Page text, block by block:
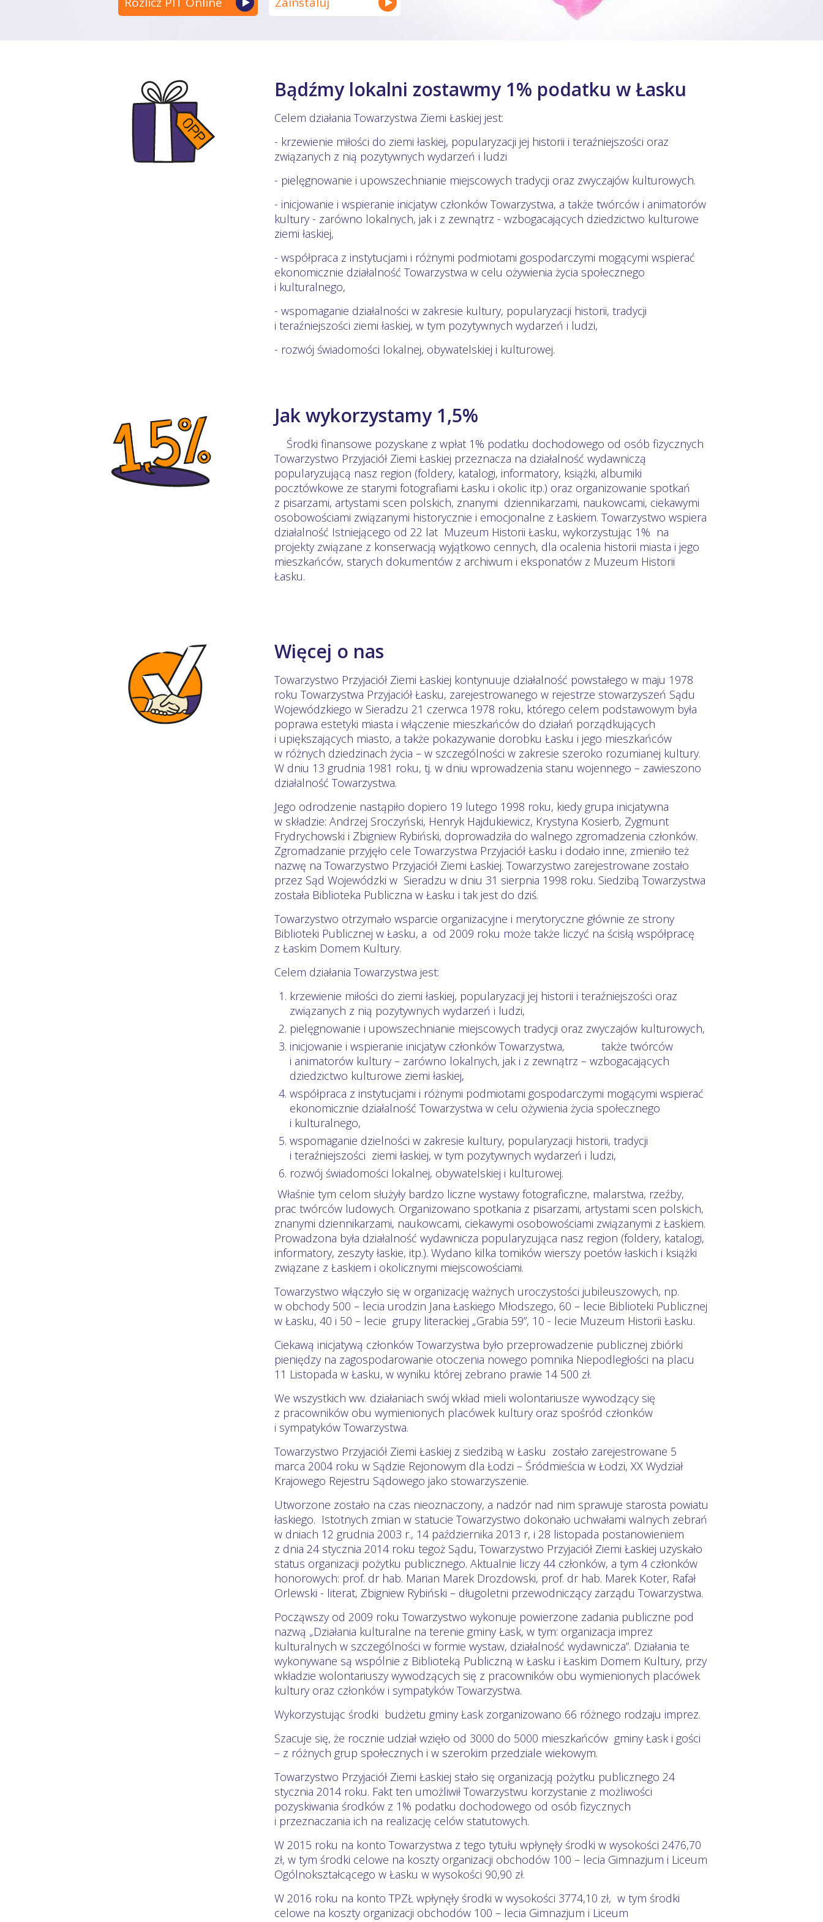
Bądźmy lokalni zostawmy 1% podatku w Łasku
Celem działania Towarzystwa Ziemi Łaskiej jest:
- krzewienie miłości do ziemi łaskiej, popularyzacji jej historii i teraźniejszości oraz
związanych z nią pozytywnych wydarzeń i ludzi
- pielęgnowanie i upowszechnianie miejscowych tradycji oraz zwyczajów kulturowych.
- inicjowanie i wspieranie inicjatyw członków Towarzystwa, a także twórców i animatorów
kultury - zarówno lokalnych, jak i z zewnątrz - wzbogacających dziedzictwo kulturowe
ziemi łaskiej,
- współpraca z instytucjami i różnymi podmiotami gospodarczymi mogącymi wspierać
ekonomicznie działalność Towarzystwa w celu ożywienia życia społecznego
i kulturalnego,
- wspomaganie działalności w zakresie kultury, popularyzacji historii, tradycji
i teraźniejszości ziemi łaskiej, w tym pozytywnych wydarzeń i ludzi,
- rozwój świadomości lokalnej, obywatelskiej i kulturowej.
Jak wykorzystamy 1,5%
Środki finansowe pozyskane z wpłat 1% podatku dochodowego od osób fizycznych
Towarzystwo Przyjaciół Ziemi Łaskiej przeznacza na działalność wydawniczą
popularyzującą nasz region (foldery, katalogi, informatory, książki, albumiki
pocztówkowe ze starymi fotografiami Łasku i okolic itp.) oraz organizowanie spotkań
z pisarzami, artystami scen polskich, znanymi dziennikarzami, naukowcami, ciekawymi
osobowościami związanymi historycznie i emocjonalne z Łaskiem. Towarzystwo wspiera
działalność Istniejącego od 22 lat Muzeum Historii Łasku, wykorzystując 1% na
projekty związane z konserwacją wyjątkowo cennych, dla ocalenia historii miasta i jego
mieszkańców, starych dokumentów z archiwum i eksponatów z Muzeum Historii
Łasku.
Więcej o nas
Towarzystwo Przyjaciół Ziemi Łaskiej kontynuuje działalność powstałego w maju 1978
roku Towarzystwa Przyjaciół Łasku, zarejestrowanego w rejestrze stowarzyszeń Sądu
Wojewódzkiego w Sieradzu 21 czerwca 1978 roku, którego celem podstawowym była
poprawa estetyki miasta i włączenie mieszkańców do działań porządkujących
i upiększających miasto, a także pokazywanie dorobku Łasku i jego mieszkańców
w różnych dziedzinach życia – w szczególności w zakresie szeroko rozumianej kultury.
W dniu 13 grudnia 1981 roku, tj. w dniu wprowadzenia stanu wojennego – zawieszono
działalność Towarzystwa.
Jego odrodzenie nastąpiło dopiero 19 lutego 1998 roku, kiedy grupa inicjatywna
w składzie: Andrzej Sroczyński, Henryk Hajdukiewicz, Krystyna Kosierb, Zygmunt
Frydrychowski i Zbigniew Rybiński, doprowadziła do walnego zgromadzenia członków.
Zgromadzanie przyjęło cele Towarzystwa Przyjaciół Łasku i dodało inne, zmieniło też
nazwę na Towarzystwo Przyjaciół Ziemi Łaskiej. Towarzystwo zarejestrowane zostało
przez Sąd Wojewódzki w Sieradzu w dniu 31 sierpnia 1998 roku. Siedzibą Towarzystwa
została Biblioteka Publiczna w Łasku i tak jest do dziś.
Towarzystwo otrzymało wsparcie organizacyjne i merytoryczne głównie ze strony
Biblioteki Publicznej w Łasku, a od 2009 roku może także liczyć na ścisłą współpracę
z Łaskim Domem Kultury.
Celem działania Towarzystwa jest:
krzewienie miłości do ziemi łaskiej, popularyzacji jej historii i teraźniejszości oraz
związanych z nią pozytywnych wydarzeń i ludzi,
pielęgnowanie i upowszechnianie miejscowych tradycji oraz zwyczajów kulturowych,
inicjowanie i wspieranie inicjatyw członków Towarzystwa, także twórców
i animatorów kultury – zarówno lokalnych, jak i z zewnątrz – wzbogacających
dziedzictwo kulturowe ziemi łaskiej,
współpraca z instytucjami i różnymi podmiotami gospodarczymi mogącymi wspierać
ekonomicznie działalność Towarzystwa w celu ożywienia życia społecznego
i kulturalnego,
wspomaganie dzielności w zakresie kultury, popularyzacji historii, tradycji
i teraźniejszości ziemi łaskiej, w tym pozytywnych wydarzeń i ludzi,
rozwój świadomości lokalnej, obywatelskiej i kulturowej.
Właśnie tym celom służyły bardzo liczne wystawy fotograficzne, malarstwa, rzeźby,
prac twórców ludowych. Organizowano spotkania z pisarzami, artystami scen polskich,
znanymi dziennikarzami, naukowcami, ciekawymi osobowościami związanymi z Łaskiem.
Prowadzona była działalność wydawnicza popularyzująca nasz region (foldery, katalogi,
informatory, zeszyty łaskie, itp.). Wydano kilka tomików wierszy poetów łaskich i książki
związane z Łaskiem i okolicznymi miejscowościami.
Towarzystwo włączyło się w organizację ważnych uroczystości jubileuszowych, np.
w obchody 500 – lecia urodzin Jana Łaskiego Młodszego, 60 – lecie Biblioteki Publicznej
w Łasku, 40 i 50 – lecie grupy literackiej „Grabia 59”, 10 - lecie Muzeum Historii Łasku.
Ciekawą inicjatywą członków Towarzystwa było przeprowadzenie publicznej zbiórki
pieniędzy na zagospodarowanie otoczenia nowego pomnika Niepodległości na placu
11 Listopada w Łasku, w wyniku której zebrano prawie 14 500 zł.
We wszystkich ww. działaniach swój wkład mieli wolontariusze wywodzący się
z pracowników obu wymienionych placówek kultury oraz spośród członków
i sympatyków Towarzystwa.
Towarzystwo Przyjaciół Ziemi Łaskiej z siedzibą w Łasku zostało zarejestrowane 5
marca 2004 roku w Sądzie Rejonowym dla Łodzi – Śródmieścia w Łodzi, XX Wydział
Krajowego Rejestru Sądowego jako stowarzyszenie.
Utworzone zostało na czas nieoznaczony, a nadzór nad nim sprawuje starosta powiatu
łaskiego. Istotnych zmian w statucie Towarzystwo dokonało uchwałami walnych zebrań
w dniach 12 grudnia 2003 r., 14 października 2013 r, i 28 listopada postanowieniem
z dnia 24 stycznia 2014 roku tegoż Sądu, Towarzystwo Przyjaciół Ziemi Łaskiej uzyskało
status organizacji pożytku publicznego. Aktualnie liczy 44 członków, a tym 4 członków
honorowych: prof. dr hab. Marian Marek Drozdowski, prof. dr hab. Marek Koter, Rafał
Orlewski - literat, Zbigniew Rybiński – długoletni przewodniczący zarządu Towarzystwa.
Począwszy od 2009 roku Towarzystwo wykonuje powierzone zadania publiczne pod
nazwą „Działania kulturalne na terenie gminy Łask, w tym: organizacja imprez
kulturalnych w szczególności w formie wystaw, działalność wydawnicza”. Działania te
wykonywane są wspólnie z Biblioteką Publiczną w Łasku i Łaskim Domem Kultury, przy
wkładzie wolontariuszy wywodzących się z pracowników obu wymienionych placówek
kultury oraz członków i sympatyków Towarzystwa.
Wykorzystując środki budżetu gminy Łask zorganizowano 66 różnego rodzaju imprez.
Szacuje się, że rocznie udział wzięło od 3000 do 5000 mieszkańców gminy Łask i gości
– z różnych grup społecznych i w szerokim przedziale wiekowym.
Towarzystwo Przyjaciół Ziemi Łaskiej stało się organizacją pożytku publicznego 24
stycznia 2014 roku. Fakt ten umożliwił Towarzystwu korzystanie z możliwości
pozyskiwania środków z 1% podatku dochodowego od osób fizycznych
i przeznaczania ich na realizację celów statutowych.
W 2015 roku na konto Towarzystwa z tego tytułu wpłynęły środki w wysokości 2476,70
zł, w tym środki celowe na koszty organizacji obchodów 100 – lecia Gimnazjum i Liceum
Ogólnokształcącego w Łasku w wysokości 90,90 zł.
W 2016 roku na konto TPZŁ wpłynęły środki w wysokości 3774,10 zł, w tym środki
celowe na koszty organizacji obchodów 100 – lecia Gimnazjum i Liceum